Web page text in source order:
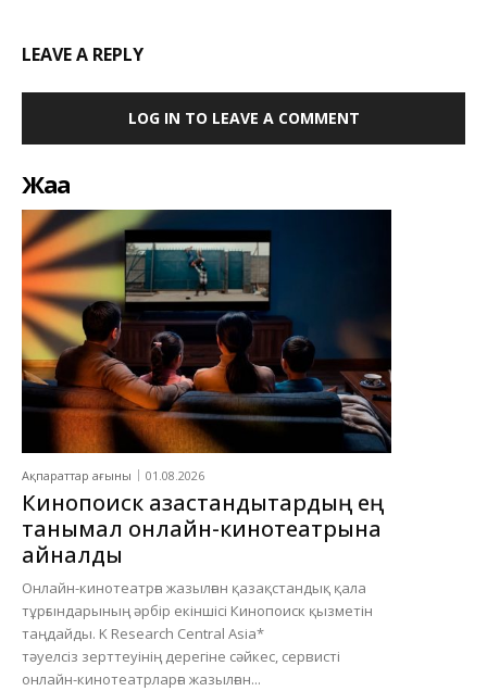
LEAVE A REPLY
LOG IN TO LEAVE A COMMENT
Жаңа
Ақпараттар ағыны 01.08.2026
Кинопоиск қазақстандықтардың ең
танымал онлайн-кинотеатрына
айналды
Онлайн-кинотеатрға жазылған қазақстандық қала
тұрғындарының әрбір екіншісі Кинопоиск қызметін
таңдайды. K Research Central Asia*
тәуелсіз зерттеуінің дерегіне сәйкес, сервисті
онлайн-кинотеатрларға жазылған...